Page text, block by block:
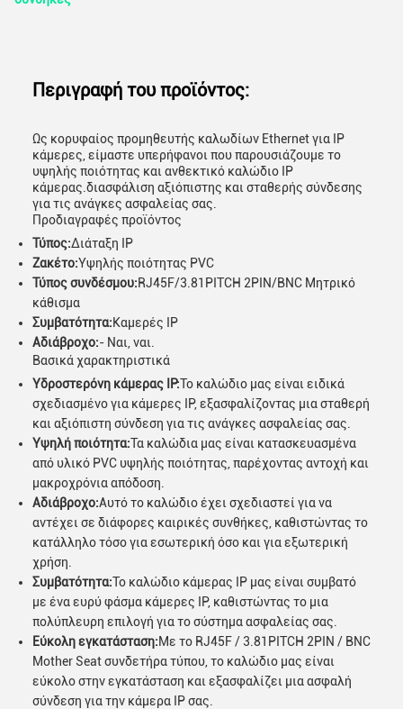
Περιγραφή του προϊόντος:
Ως κορυφαίος προμηθευτής καλωδίων Ethernet για IP
κάμερες, είμαστε υπερήφανοι που παρουσιάζουμε το
υψηλής ποιότητας και ανθεκτικό καλώδιο IP
κάμερας.διασφάλιση αξιόπιστης και σταθερής σύνδεσης
για τις ανάγκες ασφαλείας σας.
Προδιαγραφές προϊόντος
Τύπος:Διάταξη IP
Ζακέτο:Υψηλής ποιότητας PVC
Τύπος συνδέσμου:RJ45F/3.81PITCH 2PIN/BNC Μητρικό
κάθισμα
Συμβατότητα:Καμερές IP
Αδιάβροχο:- Ναι, ναι.
Βασικά χαρακτηριστικά
Υδροστερόνη κάμερας IP:Το καλώδιο μας είναι ειδικά
σχεδιασμένο για κάμερες IP, εξασφαλίζοντας μια σταθερή
και αξιόπιστη σύνδεση για τις ανάγκες ασφαλείας σας.
Υψηλή ποιότητα:Τα καλώδια μας είναι κατασκευασμένα
από υλικό PVC υψηλής ποιότητας, παρέχοντας αντοχή και
μακροχρόνια απόδοση.
Αδιάβροχο:Αυτό το καλώδιο έχει σχεδιαστεί για να
αντέχει σε διάφορες καιρικές συνθήκες, καθιστώντας το
κατάλληλο τόσο για εσωτερική όσο και για εξωτερική
χρήση.
Συμβατότητα:Το καλώδιο κάμερας IP μας είναι συμβατό
με ένα ευρύ φάσμα κάμερες IP, καθιστώντας το μια
πολύπλευρη επιλογή για το σύστημα ασφαλείας σας.
Εύκολη εγκατάσταση:Με το RJ45F / 3.81PITCH 2PIN / BNC
Mother Seat συνδετήρα τύπου, το καλώδιο μας είναι
εύκολο στην εγκατάσταση και εξασφαλίζει μια ασφαλή
σύνδεση για την κάμερα IP σας.